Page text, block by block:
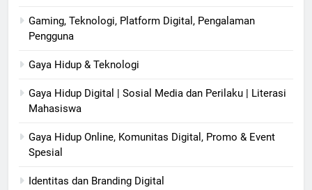
Gaming, Teknologi, Platform Digital, Pengalaman
Pengguna
Gaya Hidup & Teknologi
Gaya Hidup Digital | Sosial Media dan Perilaku | Literasi
Mahasiswa
Gaya Hidup Online, Komunitas Digital, Promo & Event
Spesial
Identitas dan Branding Digital